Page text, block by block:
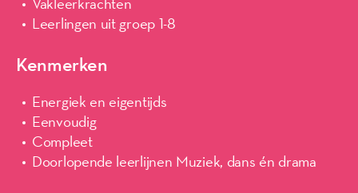
Leerlingen uit groep 1-8
Kenmerken
Energiek en eigentijds
Eenvoudig
Compleet
Doorlopende leerlijnen Muziek, dans én drama